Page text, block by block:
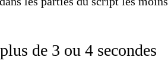
de 3 ou 4 secondes